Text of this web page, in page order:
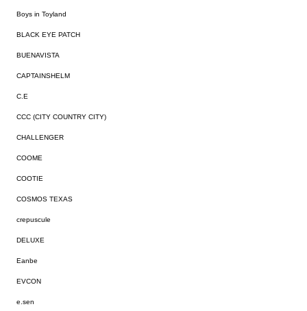
Boys in Toyland
BLACK EYE PATCH
BUENAVISTA
CAPTAINSHELM
C.E
CCC (CITY COUNTRY CITY)
CHALLENGER
COOME
COOTIE
COSMOS TEXAS
crepuscule
DELUXE
Eanbe
EVCON
e.sen